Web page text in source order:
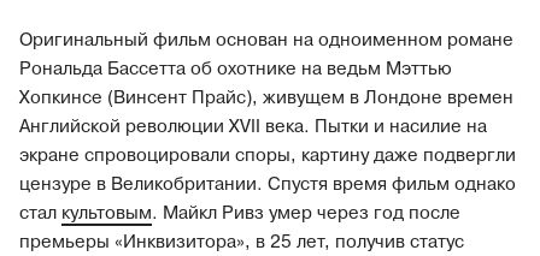
Оригинальный фильм основан на одноименном романе
Рональда Бассетта об охотнике на ведьм Мэттью
Хопкинсе (Винсент Прайс), живущем в Лондоне времен
Английской революции XVII века. Пытки и насилие на
экране спровоцировали споры, картину даже подвергли
цензуре в Великобритании. Спустя время фильм однако
стал культовым. Майкл Ривз умер через год после
премьеры «Инквизитора», в 25 лет, получив статус